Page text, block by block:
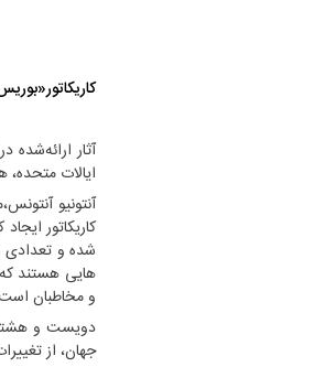
ایالات
آنتونیو
کاریکاتور
شده و تعدادی
هایی هستند
و مخاطبان
جهان، از